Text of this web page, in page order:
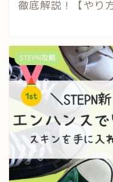
徹底解説！【やり
STEPN攻略